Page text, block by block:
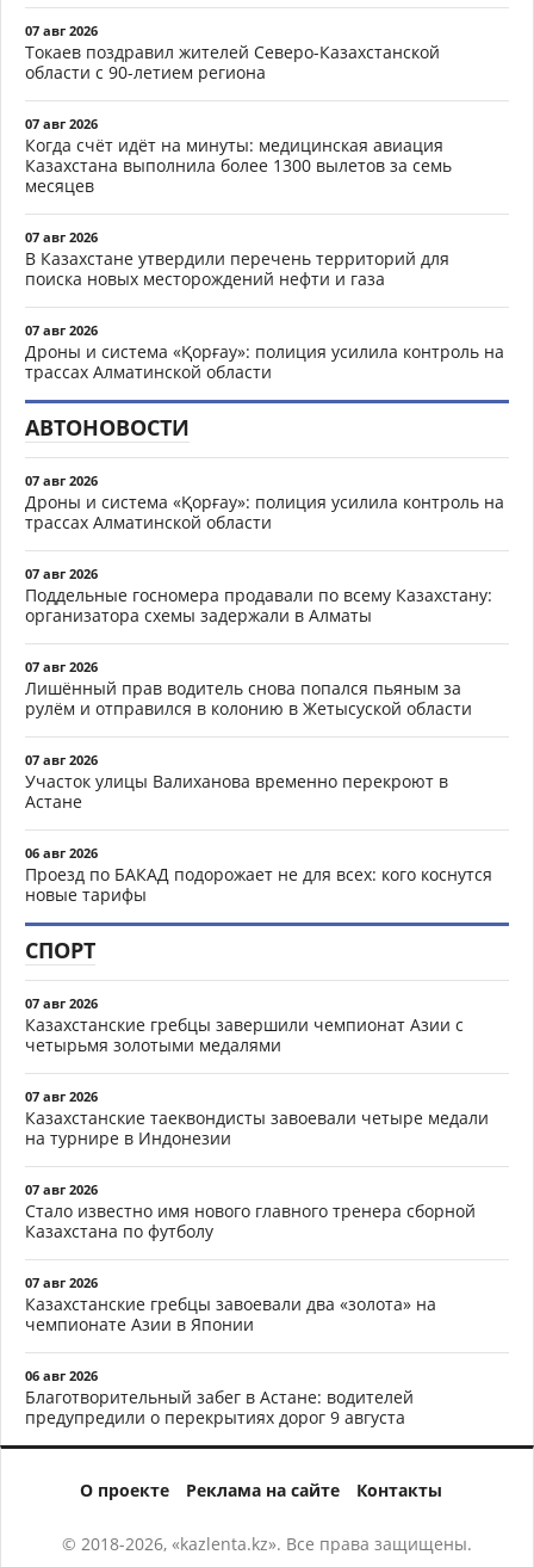
07 авг 2026
Токаев поздравил жителей Северо-Казахстанской
области с 90-летием региона
07 авг 2026
Когда счёт идёт на минуты: медицинская авиация
Казахстана выполнила более 1300 вылетов за семь
месяцев
07 авг 2026
В Казахстане утвердили перечень территорий для
поиска новых месторождений нефти и газа
07 авг 2026
Дроны и система «Қорғау»: полиция усилила контроль на
трассах Алматинской области
АВТОНОВОСТИ
07 авг 2026
Дроны и система «Қорғау»: полиция усилила контроль на
трассах Алматинской области
07 авг 2026
Поддельные госномера продавали по всему Казахстану:
организатора схемы задержали в Алматы
07 авг 2026
Лишённый прав водитель снова попался пьяным за
рулём и отправился в колонию в Жетысуской области
07 авг 2026
Участок улицы Валиханова временно перекроют в
Астане
06 авг 2026
Проезд по БАКАД подорожает не для всех: кого коснутся
новые тарифы
СПОРТ
07 авг 2026
Казахстанские гребцы завершили чемпионат Азии с
четырьмя золотыми медалями
07 авг 2026
Казахстанские таеквондисты завоевали четыре медали
на турнире в Индонезии
07 авг 2026
Стало известно имя нового главного тренера сборной
Казахстана по футболу
07 авг 2026
Казахстанские гребцы завоевали два «золота» на
чемпионате Азии в Японии
06 авг 2026
Благотворительный забег в Астане: водителей
предупредили о перекрытиях дорог 9 августа
О проекте Реклама на сайте Контакты
© 2018-2026, «kazlenta.kz». Все права защищены.